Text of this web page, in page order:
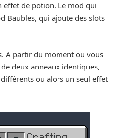
effet de potion. Le mod qui
Baubles, qui ajoute des slots
A partir du moment ou vous
de deux anneaux identiques,
ou alors un seul effet